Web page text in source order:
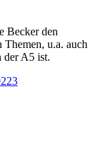
Becker den
u.a. auch
der A5 ist.